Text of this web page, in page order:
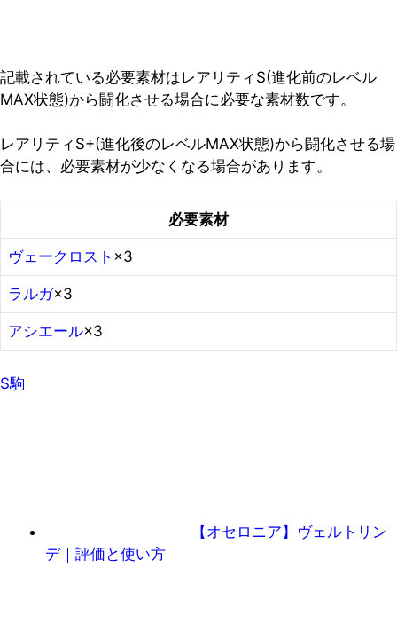
記載されている必要素材はレアリティS(進化前のレベル
MAX状態)から闘化させる場合に必要な素材数です。
レアリティS+(進化後のレベルMAX状態)から闘化させる場
合には、必要素材が少なくなる場合があります。
必要素材
ヴェークロスト ×3
ラルガ×3
アシエール×3
S駒
【オセロニア】ヴェルトリン
デ｜評価と使い方